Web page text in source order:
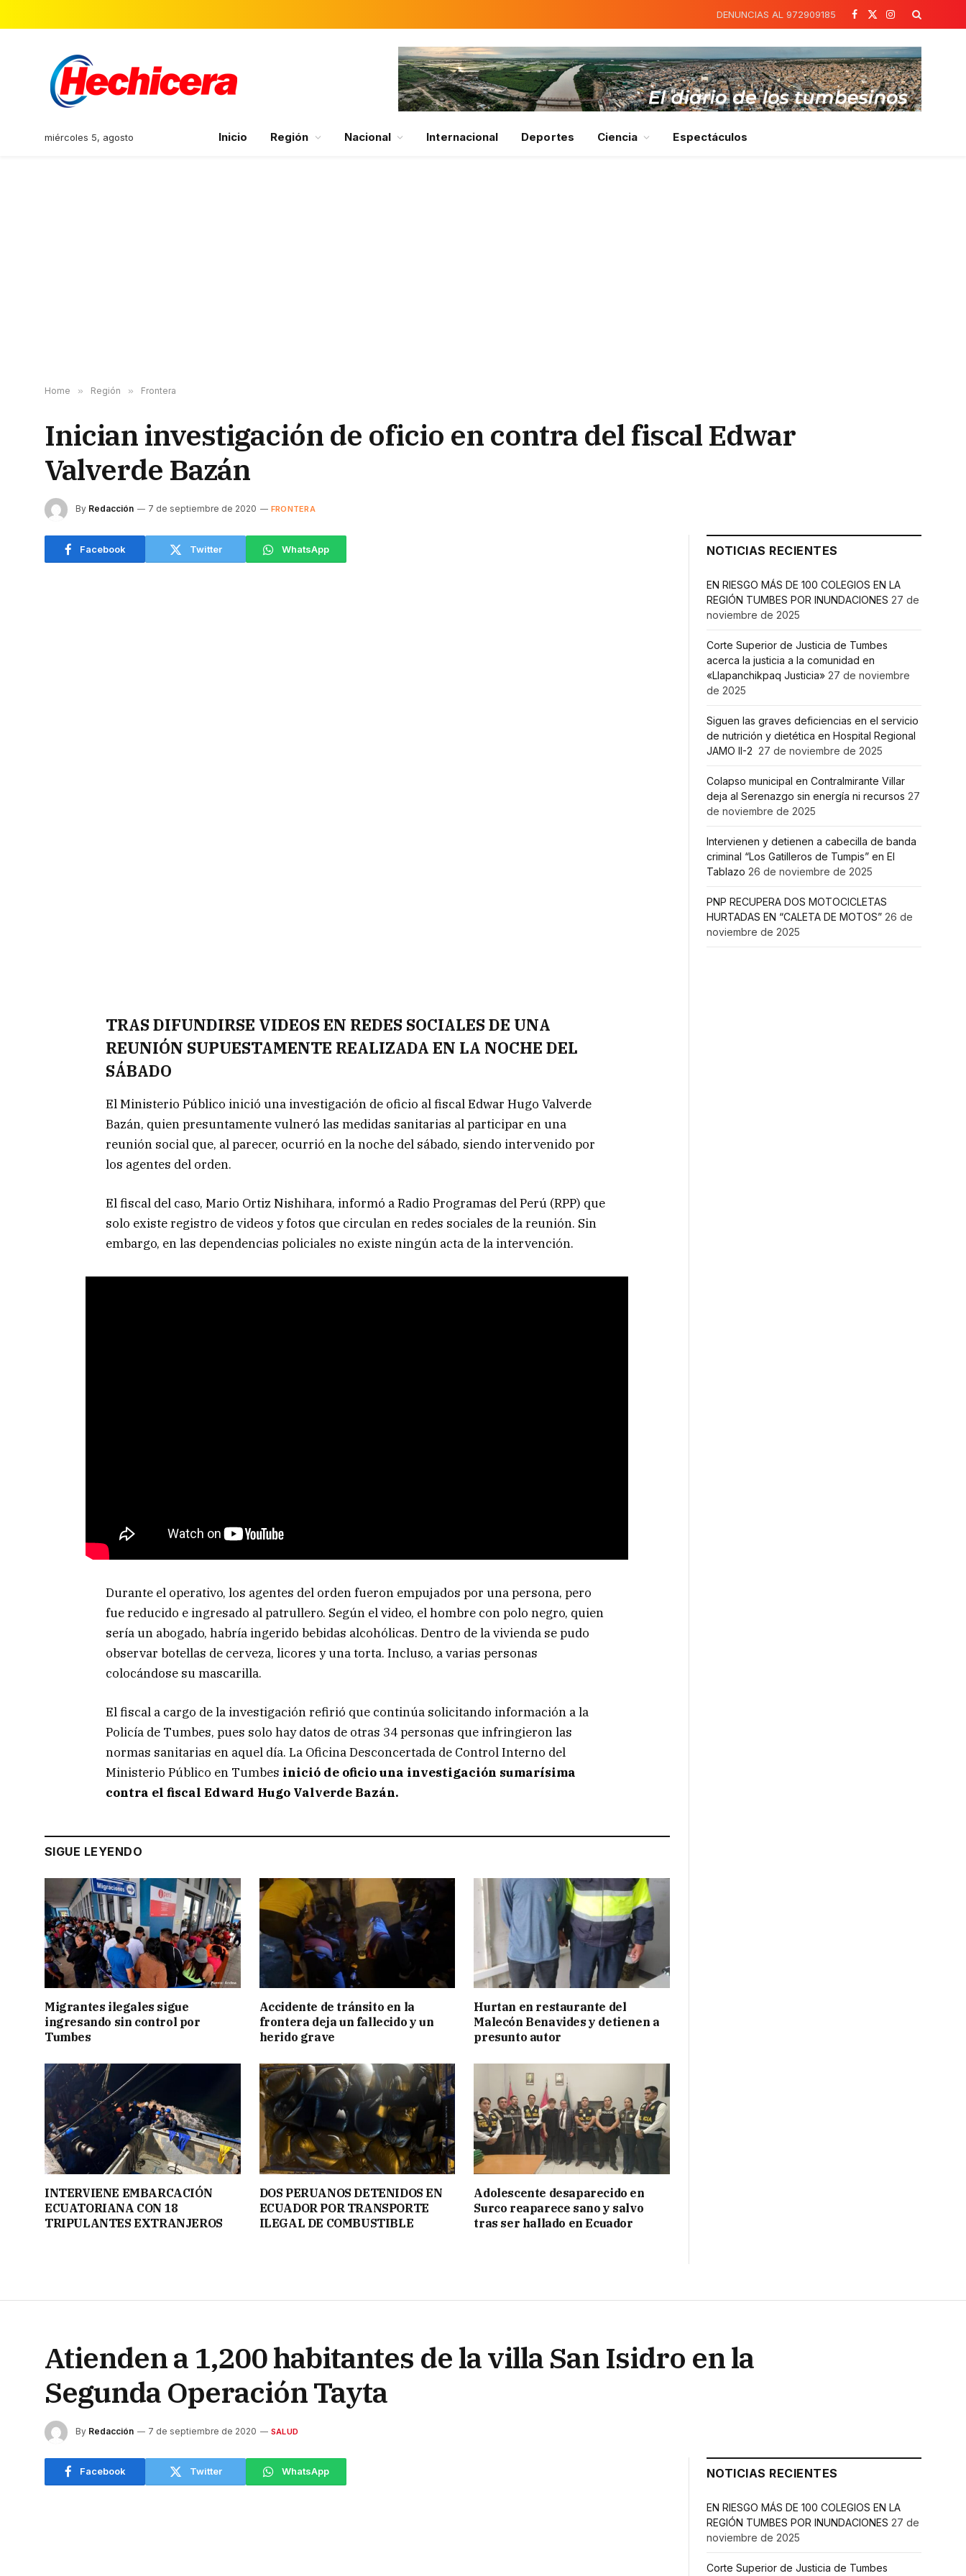
DENUNCIAS AL 972909185
Facebook
X
Instagram
miércoles 5, agosto Inicio Región Nacional Internacional Deportes Ciencia Espectáculos
Home » Región » Frontera
Inician investigación de oficio en contra del fiscal Edwar
Valverde Bazán
By Redacción 7 de septiembre de 2020 FRONTERA
Facebook Twitter WhatsApp
TRAS DIFUNDIRSE VIDEOS EN REDES SOCIALES DE UNA
REUNIÓN SUPUESTAMENTE REALIZADA EN LA NOCHE DEL
SÁBADO
El Ministerio Público inició una investigación de oficio al fiscal Edwar Hugo Valverde
Bazán, quien presuntamente vulneró las medidas sanitarias al participar en una
reunión social que, al parecer, ocurrió en la noche del sábado, siendo intervenido por
los agentes del orden.
El fiscal del caso, Mario Ortiz Nishihara, informó a Radio Programas del Perú (RPP) que
solo existe registro de videos y fotos que circulan en redes sociales de la reunión. Sin
embargo, en las dependencias policiales no existe ningún acta de la intervención.
Durante el operativo, los agentes del orden fueron empujados por una persona, pero
fue reducido e ingresado al patrullero. Según el video, el hombre con polo negro, quien
sería un abogado, habría ingerido bebidas alcohólicas. Dentro de la vivienda se pudo
observar botellas de cerveza, licores y una torta. Incluso, a varias personas
colocándose su mascarilla.
El fiscal a cargo de la investigación refirió que continúa solicitando información a la
Policía de Tumbes, pues solo hay datos de otras 34 personas que infringieron las
normas sanitarias en aquel día. La Oficina Desconcertada de Control Interno del
Ministerio Público en Tumbes inició de oficio una investigación sumarísima
contra el fiscal Edward Hugo Valverde Bazán.
SIGUE LEYENDO
Migrantes ilegales sigue
ingresando sin control por
Tumbes
Accidente de tránsito en la
frontera deja un fallecido y un
herido grave
Hurtan en restaurante del
Malecón Benavides y detienen a
presunto autor
INTERVIENE EMBARCACIÓN
ECUATORIANA CON 18
TRIPULANTES EXTRANJEROS
DOS PERUANOS DETENIDOS EN
ECUADOR POR TRANSPORTE
ILEGAL DE COMBUSTIBLE
Adolescente desaparecido en
Surco reaparece sano y salvo
tras ser hallado en Ecuador
NOTICIAS RECIENTES
EN RIESGO MÁS DE 100 COLEGIOS EN LA
REGIÓN TUMBES POR INUNDACIONES 27 de
noviembre de 2025
Corte Superior de Justicia de Tumbes
acerca la justicia a la comunidad en
«Llapanchikpaq Justicia» 27 de noviembre
de 2025
Siguen las graves deficiencias en el servicio
de nutrición y dietética en Hospital Regional
JAMO II-2 27 de noviembre de 2025
Colapso municipal en Contralmirante Villar
deja al Serenazgo sin energía ni recursos 27
de noviembre de 2025
Intervienen y detienen a cabecilla de banda
criminal “Los Gatilleros de Tumpis” en El
Tablazo 26 de noviembre de 2025
PNP RECUPERA DOS MOTOCICLETAS
HURTADAS EN “CALETA DE MOTOS” 26 de
noviembre de 2025
Atienden a 1,200 habitantes de la villa San Isidro en la
Segunda Operación Tayta
By Redacción 7 de septiembre de 2020 SALUD
Facebook Twitter WhatsApp NOTICIAS RECIENTES
EN RIESGO MÁS DE 100 COLEGIOS EN LA
REGIÓN TUMBES POR INUNDACIONES 27 de
noviembre de 2025
Corte Superior de Justicia de Tumbes